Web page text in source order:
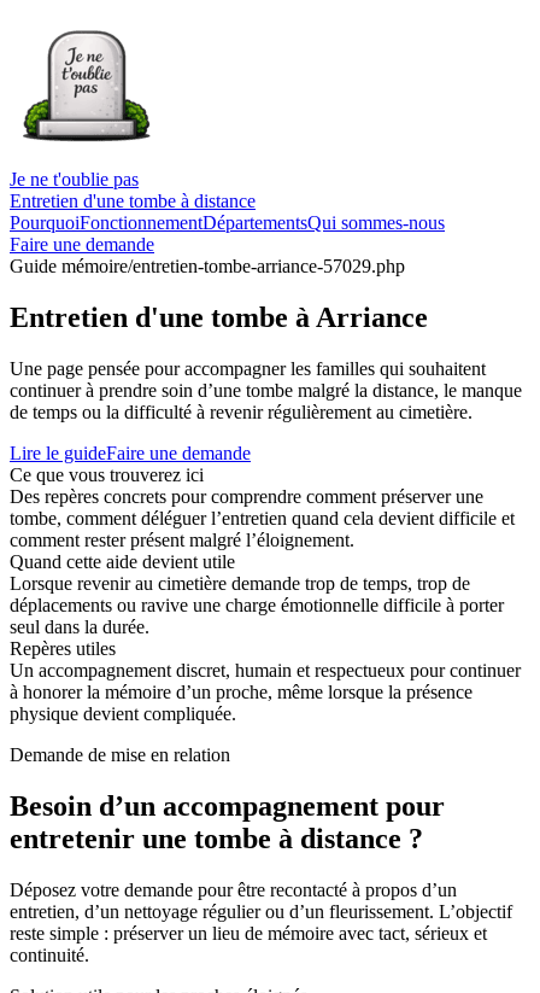
Je ne t'oublie pas
Entretien d'une tombe à distance
PourquoiFonctionnementDépartementsQui sommes-nous
Faire une demande
Guide mémoire/entretien-tombe-arriance-57029.php
Entretien d'une tombe à Arriance
Une page pensée pour accompagner les familles qui souhaitent
continuer à prendre soin d’une tombe malgré la distance, le manque
de temps ou la difficulté à revenir régulièrement au cimetière.
Lire le guideFaire une demande
Ce que vous trouverez ici
Des repères concrets pour comprendre comment préserver une
tombe, comment déléguer l’entretien quand cela devient difficile et
comment rester présent malgré l’éloignement.
Quand cette aide devient utile
Lorsque revenir au cimetière demande trop de temps, trop de
déplacements ou ravive une charge émotionnelle difficile à porter
seul dans la durée.
Repères utiles
Un accompagnement discret, humain et respectueux pour continuer
à honorer la mémoire d’un proche, même lorsque la présence
physique devient compliquée.
Demande de mise en relation
Besoin d’un accompagnement pour
entretenir une tombe à distance ?
Déposez votre demande pour être recontacté à propos d’un
entretien, d’un nettoyage régulier ou d’un fleurissement. L’objectif
reste simple : préserver un lieu de mémoire avec tact, sérieux et
continuité.